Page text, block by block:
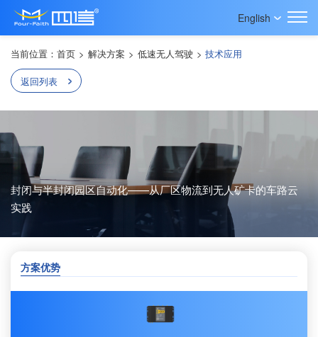
English
当前位置： 首页 > 解决方案 > 低速无人驾驶 > 技术应用
返回列表
封闭与半封闭园区自动化——从厂区物流到无人矿卡的车路云
实践
方案优势